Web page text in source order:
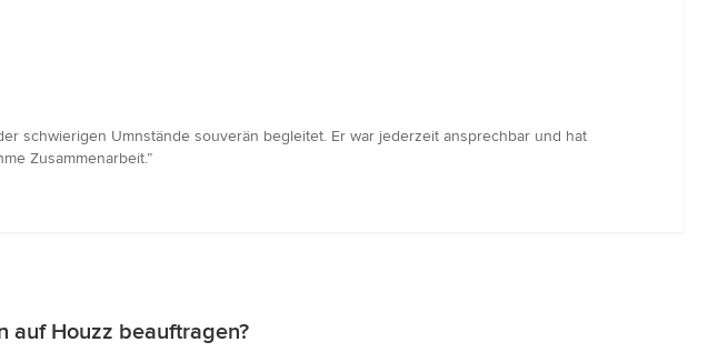
schwierigen Umnstände souverän begleitet. Er war jederzeit ansprechbar und hat
Zusammenarbeit.”
auf Houzz beauftragen?